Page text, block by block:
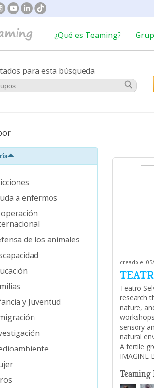
¿Qué es Teaming?
para esta búsqueda
a enfermos
de los animales
y Juventud
creado el
Teatro
research
nature,
sensory
natural
A fertile
IMAGINE
Teaming